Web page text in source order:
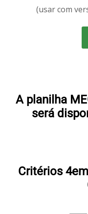
(usar com
A planilha
será
Critérios